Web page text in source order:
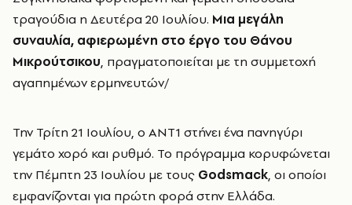
τραγούδια η Δευτέρα 20 Ιουλίου. Μια μεγάλη
συναυλία, αφιερωμένη στο έργο του Θάνου
Μικρούτσικου, πραγματοποιείται με τη συμμετοχή
αγαπημένων ερμηνευτών/
Την Τρίτη 21 Ιουλίου, ο ΑΝΤ1 στήνει ένα πανηγύρι
γεμάτο χορό και ρυθμό. Το πρόγραμμα κορυφώνεται
την Πέμπτη 23 Ιουλίου με τους Godsmack, οι οποίοι
εμφανίζονται για πρώτη φορά στην Ελλάδα.